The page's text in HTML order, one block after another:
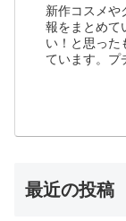
新作コスメや
報をまとめて
い！と思った
ています。プ
最近の投稿